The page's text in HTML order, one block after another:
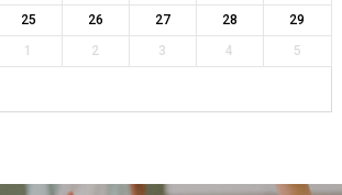
25 26 27 28
29
1 2 3 4 5